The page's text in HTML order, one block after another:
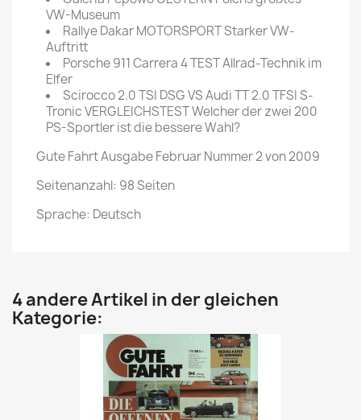
VW-Museum
Rallye Dakar MOTORSPORT Starker VW-
Auftritt
Porsche 911 Carrera 4 TEST Allrad-Technik im
Elfer
Scirocco 2.0 TSI DSG VS Audi TT 2.0 TFSI S-
Tronic VERGLEICHSTEST Welcher der zwei 200
PS-Sportler ist die bessere Wahl?
Gute Fahrt Ausgabe Februar Nummer 2 von 2009
Seitenanzahl: 98 Seiten
Sprache: Deutsch
4 andere Artikel in der gleichen
Kategorie: